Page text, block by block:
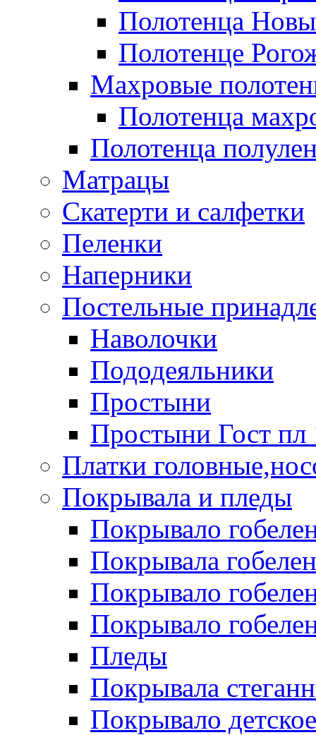
Полотенца
Полотенце
Махровые
Полотенца
Полотенца
Матрацы
Скатерти и салфетки
Пеленки
Наперники
Постельные
Наволочки
Пододеяльники
Простыни
Простыни Гост пл
Платки
Покрывала и пледы
Покрывало
Покрывала гобелен
Покрывало
Покрывало
Пледы
Покрывала
Покрывало